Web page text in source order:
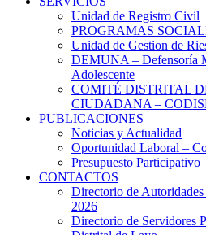
Unidad de Registro Civil
PROGRAMAS
Unidad de Gestion de
DEMUNA – Defensoría
Adolescente
COMITÉ DISTRITAL
CIUDADANA –
PUBLICACIONES
Noticias y Actualidad
Oportunidad Laboral –
Presupuesto Participativo
CONTACTOS
Directorio de
2026
Directorio de Servidores